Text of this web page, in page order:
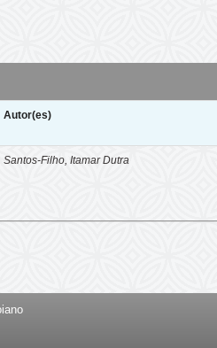
Autor(es)
Santos-Filho, Itamar Dutra